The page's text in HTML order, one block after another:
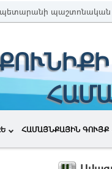
պաշտոնական
ՀԱՄԱՅՆՔԱՅԻՆ ԳՈՒՅՔ